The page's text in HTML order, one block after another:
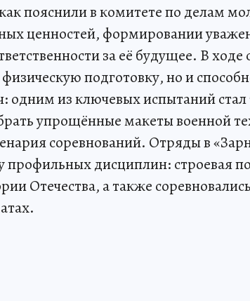
пояснили в комитете по делам
ценностей, формировании
за её будущее. В ходе
подготовку, но и
одним из ключевых испытаний стал
упрощённые макеты военной
соревнований. Отряды в
дисциплин: строевая
Отечества, а также